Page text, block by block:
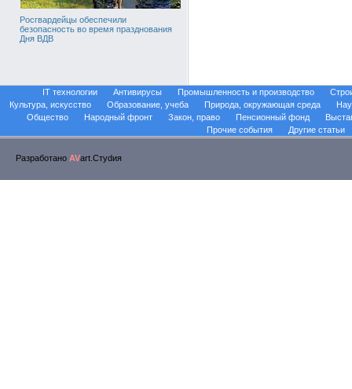
Росгвардейцы обеспечили
безопасность во время празднования
Дня ВДВ
IT технологии Антивирусы Промышленность и производство
Культура, искусство
Образование, учеба Природа, окружающая среда
Общество
Народный фронт Закон, право Пенсионный фонд
Прочие события
Другие статьи
Разработано AVart.Стуdия